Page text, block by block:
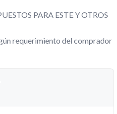
PARA ESTE Y OTROS
requerimiento del comprador